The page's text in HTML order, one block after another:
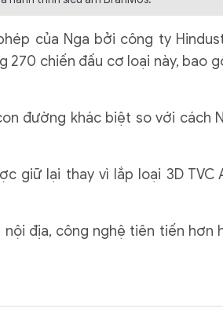
của Nga bởi công ty
270 chiến đấu cơ loại này, bao
đường khác biệt so với cách
giữ lại thay vì lắp loại 3D TVC
nội địa, công nghệ tiên tiến hơn